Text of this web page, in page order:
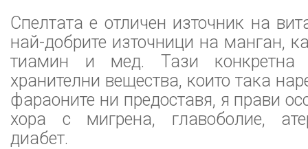
Спелтата е отличен източник на
най-добрите източници на манган,
тиамин и мед. Тази конкретна
хранителни вещества, които така
фараоните ни предоставя, я прави
хора с мигрена, главоболие,
диабет.